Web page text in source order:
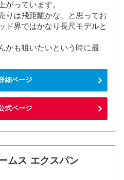
がっています。
りは飛距離かな、と思ってお
ド界ではかなり長尺モデルと
かも狙いたいという時に最
細ページ
式ページ
ムス エクスパン